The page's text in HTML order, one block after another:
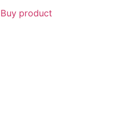
Buy product